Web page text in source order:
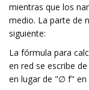
mientras que los
medio. La parte de
siguiente:
La fórmula para
en red se escribe
en lugar de "∅ f" en